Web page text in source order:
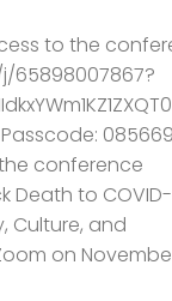
to the
65898007867?
conference
Death to COVID-
Culture, and
on